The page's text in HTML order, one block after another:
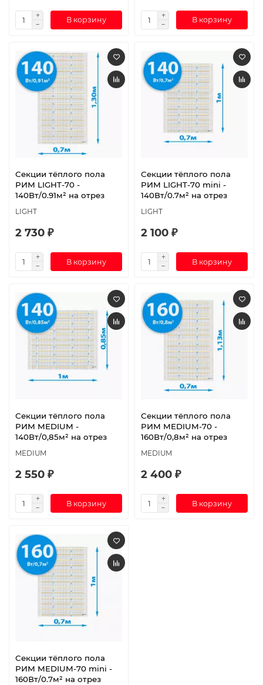
В корзину В корзину
Секции тёплого пола
РИМ LIGHT-70 -
140Вт/0.91м² на отрез
LIGHT
2 730 ₽
В корзину
Секции тёплого пола
РИМ LIGHT-70 mini -
140Вт/0.7м² на отрез
LIGHT
2 100 ₽
В корзину
Секции тёплого пола
РИМ MEDIUM -
140Вт/0,85м² на отрез
MEDIUM
2 550 ₽
В корзину
Секции тёплого пола
РИМ MEDIUM-70 -
160Вт/0,8м² на отрез
MEDIUM
2 400 ₽
В корзину
Секции тёплого пола
РИМ MEDIUM-70 mini -
160Вт/0.7м² на отрез